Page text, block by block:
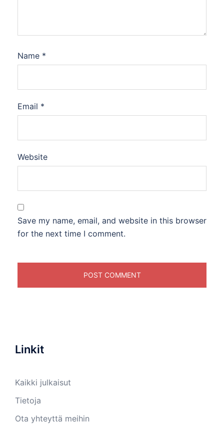
Name *
Email *
Website
Save my name, email, and website in this browser
for the next time I comment.
Linkit
Kaikki julkaisut
Tietoja
Ota yhteyttä meihin